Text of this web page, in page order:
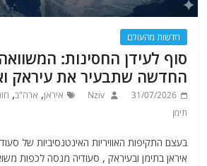
חדשות מהעולם
סוף לעידן החסינות:
החדשה שתבעיר את עיראק
31/07/2026
Nziv איראן, ארה"ב,
תימן
בעצם התקיפות האוויריות האינטנסיביות של
איראן בתימן ובעיראק , סעודיה מנסה לכפות